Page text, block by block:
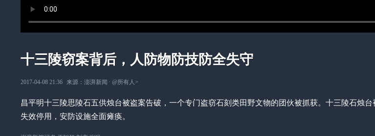
十三陵窃案背后，人防物防技防全失守
2017-04-08 21:36 来源： 澎湃新闻 ∙ @所有人 >
昌平明十三陵思陵石五供烛台被盗案告破，一个专门盗窃石刻类田野文物的团伙被抓获。十三陵石烛
失效停用，安防设施全面瘫痪。